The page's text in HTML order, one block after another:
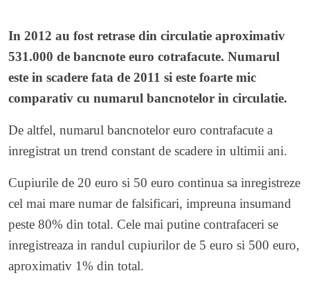
In 2012 au fost retrase din circulatie aproximativ
531.000 de bancnote euro cotrafacute. Numarul
este in scadere fata de 2011 si este foarte mic
comparativ cu numarul bancnotelor in circulatie.
De altfel, numarul bancnotelor euro contrafacute a
inregistrat un trend constant de scadere in ultimii ani.
Cupiurile de 20 euro si 50 euro continua sa inregistreze
cel mai mare numar de falsificari, impreuna insumand
peste 80% din total. Cele mai putine contrafaceri se
inregistreaza in randul cupiurilor de 5 euro si 500 euro,
aproximativ 1% din total.